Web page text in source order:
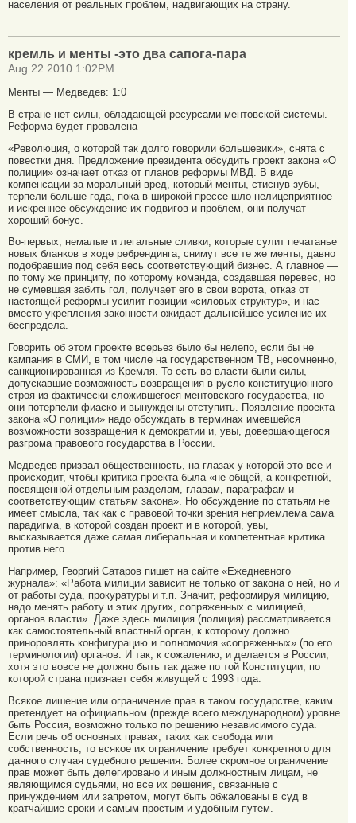
населения от реальных проблем, надвигающих на страну.
кремль и менты -это два сапога-пара
Aug 22 2010 1:02PM
Менты — Медведев: 1:0
В стране нет силы, обладающей ресурсами ментовской системы.
Реформа будет провалена
«Революция, о которой так долго говорили большевики», снята с
повестки дня. Предложение президента обсудить проект закона «О
полиции» означает отказ от планов реформы МВД. В виде
компенсации за моральный вред, который менты, стиснув зубы,
терпели больше года, пока в широкой прессе шло нелицеприятное
и искреннее обсуждение их подвигов и проблем, они получат
хороший бонус.
Во-первых, немалые и легальные сливки, которые сулит печатанье
новых бланков в ходе ребрендинга, снимут все те же менты, давно
подобравшие под себя весь соответствующий бизнес. А главное —
по тому же принципу, по которому команда, создавшая перевес, но
не сумевшая забить гол, получает его в свои ворота, отказ от
настоящей реформы усилит позиции «силовых структур», и нас
вместо укрепления законности ожидает дальнейшее усиление их
беспредела.
Говорить об этом проекте всерьез было бы нелепо, если бы не
кампания в СМИ, в том числе на государственном ТВ, несомненно,
санкционированная из Кремля. То есть во власти были силы,
допускавшие возможность возвращения в русло конституционного
строя из фактически сложившегося ментовского государства, но
они потерпели фиаско и вынуждены отступить. Появление проекта
закона «О полиции» надо обсуждать в терминах имевшейся
возможности возвращения к демократии и, увы, довершающегося
разгрома правового государства в России.
Медведев призвал общественность, на глазах у которой это все и
происходит, чтобы критика проекта была «не общей, а конкретной,
посвященной отдельным разделам, главам, параграфам и
соответствующим статьям закона». Но обсуждение по статьям не
имеет смысла, так как с правовой точки зрения неприемлема сама
парадигма, в которой создан проект и в которой, увы,
высказывается даже самая либеральная и компетентная критика
против него.
Например, Георгий Сатаров пишет на сайте «Ежедневного
журнала»: «Работа милиции зависит не только от закона о ней, но и
от работы суда, прокуратуры и т.п. Значит, реформируя милицию,
надо менять работу и этих других, сопряженных с милицией,
органов власти». Даже здесь милиция (полиция) рассматривается
как самостоятельный властный орган, к которому должно
приноровлять конфигурацию и полномочия «сопряженных» (по его
терминологии) органов. И так, к сожалению, и делается в России,
хотя это вовсе не должно быть так даже по той Конституции, по
которой страна признает себя живущей с 1993 года.
Всякое лишение или ограничение прав в таком государстве, каким
претендует на официальном (прежде всего международном) уровне
быть Россия, возможно только по решению независимого суда.
Если речь об основных правах, таких как свобода или
собственность, то всякое их ограничение требует конкретного для
данного случая судебного решения. Более скромное ограничение
прав может быть делегировано и иным должностным лицам, не
являющимся судьями, но все их решения, связанные с
принуждением или запретом, могут быть обжалованы в суд в
кратчайшие сроки и самым простым и удобным путем.